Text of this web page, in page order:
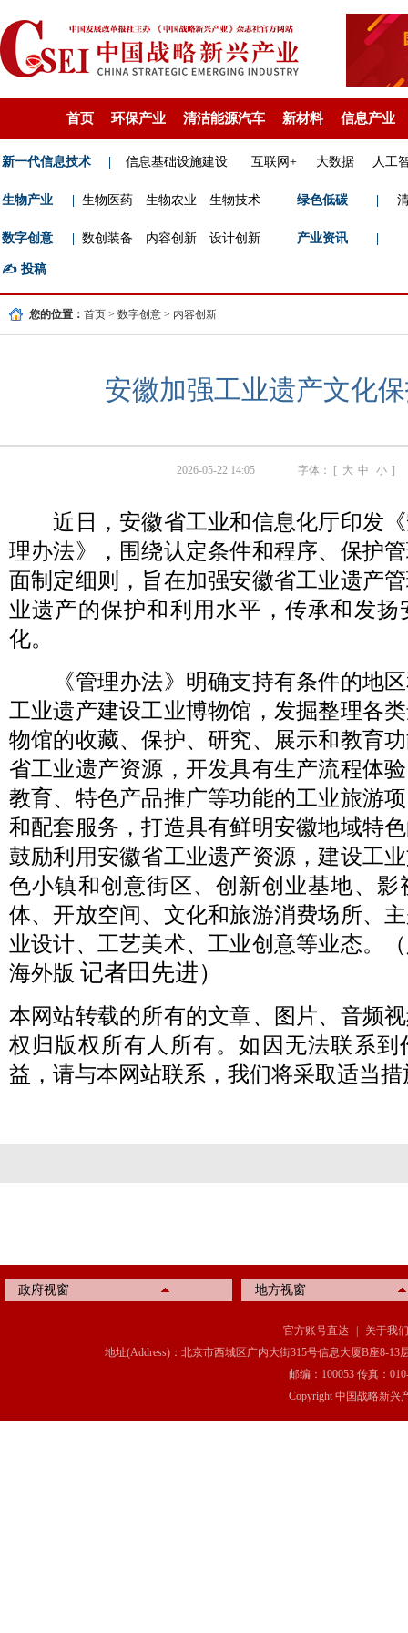
首页 环保产业 清洁能源汽车 新材料 信息产业
新一代信息技术 信息基础设施建设 互联网+ 大数据 人工
生物产业 生物医药 生物农业 生物技术 绿色低碳
数字创意 数创装备 内容创新 设计创新 产业资讯
✍️ 投稿
您的位置： 首页 > 数字创意 > 内容创新
安徽加强工业遗产文化
2026-05-22 14:05 字体： [ 大 中 小 ]
近日，安徽省工业和信息化厅印发《
理办法》，围绕认定条件和程序、保护
面制定细则，旨在加强安徽省工业遗产
业遗产的保护和利用水平，传承和发
化。
《管理办法》明确支持有条件的地区
工业遗产建设工业博物馆，发掘整理各
物馆的收藏、保护、研究、展示和教育
省工业遗产资源，开发具有生产流程体
教育、特色产品推广等功能的工业旅游
和配套服务，打造具有鲜明安徽地域特
鼓励利用安徽省工业遗产资源，建设工
色小镇和创意街区、创新创业基地、影
体、开放空间、文化和旅游消费场所、
业设计、工艺美术、工业创意等业态。
海外版 记者田先进）
本网站转载的所有的文章、图片、音频
权归版权所有人所有。如因无法联系到
益，请与本网站联系，我们将采取适当措
政府视窗 地方视窗
官方账号直达
关于我们
地址(Address)：北京市西城区广内大街315号信息大厦B座8-13
邮编：100053 传真：
Copyright 中国战略新兴